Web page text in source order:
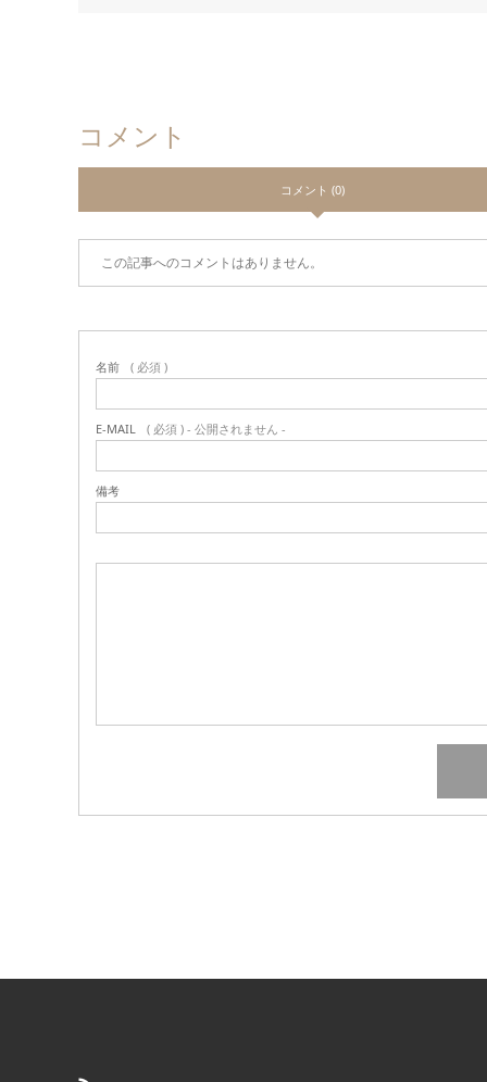
コメント
コメント (0)
この記事へのコメントはありません。
名前 ( 必須 )
E-MAIL ( 必須 ) - 公開されません -
備考